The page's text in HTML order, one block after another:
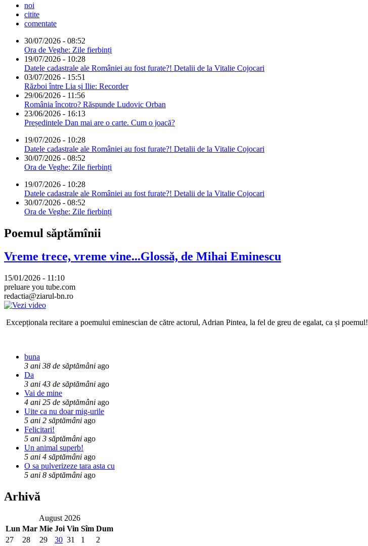
noi
citite
comentate
30/07/2026 - 08:52
Ora de Veghe: Zile fierbinți
19/07/2026 - 10:28
Datele cadastrale ale României au fost furate?! Detalii de la Vitalie Cojocari
03/07/2026 - 15:51
Război între Lia și Ilie: Recorder
29/06/2026 - 11:56
România încotro? Răspunde Ludovic Orban
23/06/2026 - 16:13
Președintele Dan mai are o carte. Cum o joacă?
19/07/2026 - 10:28
Datele cadastrale ale României au fost furate?! Detalii de la Vitalie Cojocari
30/07/2026 - 08:52
Ora de Veghe: Zile fierbinți
19/07/2026 - 10:28
Datele cadastrale ale României au fost furate?! Detalii de la Vitalie Cojocari
30/07/2026 - 08:52
Ora de Veghe: Zile fierbinți
Poemul săptămînii
Vreme trece, vreme vine...Glossă, de Mihai Eminescu
15/01/2026 - 11:10
preluare you tube.com
redactia@ziarul-bn.ro
Excepționala recitare a poemului eminescian de către actorul, Adrian Pintea, la fel de greu de egalat, ca și poemul!
buna
3 ani 38 de săptămâni ago
Da
3 ani 43 de săptămâni ago
Vai de mine
4 ani 25 de săptămâni ago
Uite ca nu doar mig-urile
5 ani 2 săptămâni ago
Felicitari!
5 ani 3 săptămâni ago
Un animal superb!
5 ani 4 săptămâni ago
O sa pulverizeze tara asta cu
5 ani 8 săptămâni ago
Arhivă
August 2026
Lun Mar Mie Joi Vin Sîm Dum
27
28 29 30 31 1 2